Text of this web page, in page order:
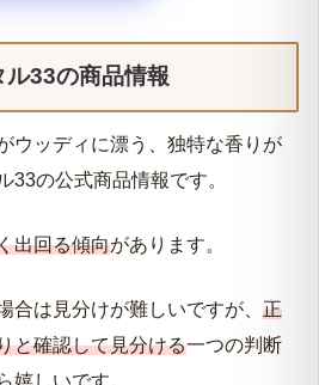
33の商品情報
ウッディに漂う、独特な香りが
33の公式商品情報です。
出回る傾向があります。
合は見分けが難しいですが、 正
と確認して見分ける一つの判断